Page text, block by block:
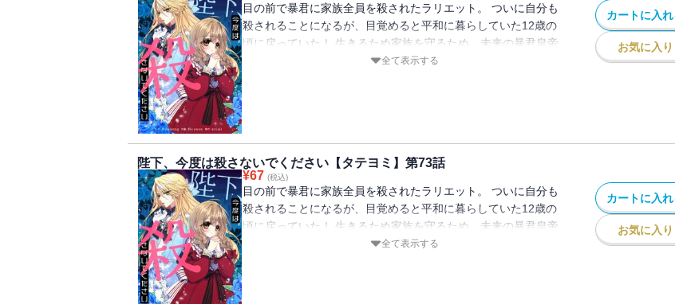
目の前で暴君に家族全員を殺されたラリエット。 ついに自分も
殺されることになるが、目覚めると平和に暮らしていた12歳の
頃に戻っていた！ 生きるため家族を守るため、未来の暴君皇帝
ルペルトの侍女になることを決意し家を出る。 でもこの時のル
全て表示する
カートに入れ
お気に入り
陛下、今度は殺さないでください【タテヨミ】第73話
¥67 (税込)
目の前で暴君に家族全員を殺されたラリエット。 ついに自分も
殺されることになるが、目覚めると平和に暮らしていた12歳の
頃に戻っていた！ 生きるため家族を守るため、未来の暴君皇帝
ルペルトの侍女になることを決意し家を出る。 でもこの時のル
全て表示する
カートに入れ
お気に入り